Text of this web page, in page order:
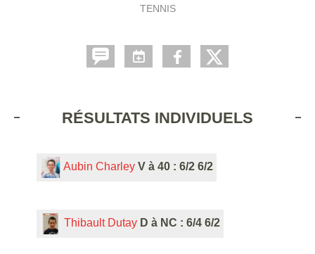
TENNIS
RÉSULTATS INDIVIDUELS
Aubin Charley V à 40 : 6/2 6/2
Thibault Dutay D à NC : 6/4 6/2